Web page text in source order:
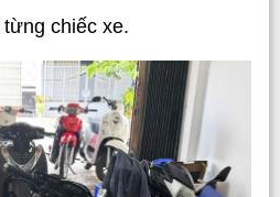
chiếc xe.